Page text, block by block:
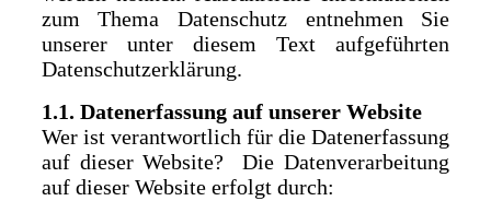
zum Thema Datenschutz entnehmen Sie
unserer unter diesem Text aufgeführten
Datenschutzerklärung.
1.1. Datenerfassung auf unserer Website
Wer ist verantwortlich für die Datenerfassung
auf dieser Website? Die Datenverarbeitung
auf dieser Website erfolgt durch: